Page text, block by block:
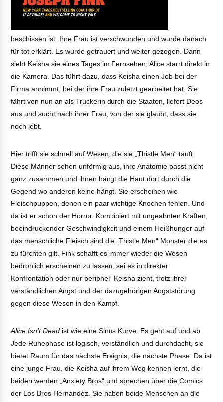
beschissen ist. Ihre Frau ist verschwunden und wurde danach
für tot erklärt. Es wurde getrauert und weiter gezogen. Dann
sieht Keisha sie eines Tages im Fernsehen, Alice starrt direkt in
die Kamera. Das führt dazu, dass Keisha einen Job bei der
Firma annimmt, bei der ihre Frau zuletzt gearbeitet hat. Sie
fährt von nun an als Truckerin durch die Staaten, liefert Deos
aus und sucht nach ihrer Frau, von der sie glaubt, dass sie
noch lebt.
Hier trifft sie schnell auf Wesen, die sie „Thistle Men“ tauft.
Diese Männer sehen unförmig aus, ihre Anatomie passt nicht
ganz zusammen und ihnen hängt die Haut dort durch die
Gegend wo anderen keine hängt. Sie erscheinen wie
Fleischpuppen, denen ein paar wichtige Knochen fehlen. Und
da ist er schon der Horror. Kombiniert mit ungeahnten Kräften,
beeindruckender Geschwindigkeit und einem Heißhunger auf
das menschliche Fleisch sind die „Thistle Men“ Monster die es
zu fürchten gilt. Fink schafft es immer wieder die Wesen
bedrohlich erscheinen zu lassen, sei es in direkter
Konfrontation oder nur peripher. Keisha zieht, trotz ihrer
verständlichen Angst und der dazugehörigen Angststörung
gegen diese Wesen in den Kampf.
Alice Isn’t Dead ist wie eine Sinus Kurve. Es geht auf und ab.
Jede Ruhephase ist logisch, verständlich und durchdacht, sie
bietet Raum für das nächste Ereignis, die nächste Phase. Da ist
eine junge Frau, die Keisha auf ihrem Weg kennen lernt, die
beiden werden „Anxiety Bros“ und sprechen über die Comics
der Los Bros Hernandez. Sie haben beide Menschen an die